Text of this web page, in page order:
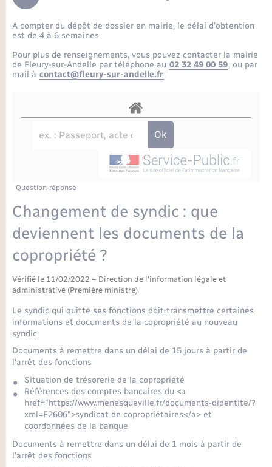
Projet nouveau groupe scolaire
Articles de presse
Etat-civil - Papiers - Citoyenneté
Mariage – PACS
Parrainage civil
Logement - Urbanisme
Nouvel habitant
Organisation d’événement
Sécurité - Prévention
Seniors
Transports
Transports scolaires
Voirie et espace public
Travaux - Autorisation d’occupation de l’espace
public
La mairie
Comptes rendus de conseils
Délibérations du conseil municipal
Comptes rendus du conseil municipal
Budget
Actualités
Commerces - Entreprises - Emploi
Plan interactif
La Communauté de communes
Sorties - Animations
A compter du dépôt de dossier en mairie, le délai d’obtention
est de 4 à 6 semaines.
Pour plus de renseignements, vous pouvez contacter la mairie
de Fleury-sur-Andelle par téléphone au 02 32 49 00 59, ou par
mail à contact@fleury-sur-andelle.fr.
Question-réponse
Changement de syndic : que
deviennent les documents de la
copropriété ?
Vérifié le 11/02/2022 – Direction de l'information légale et
administrative (Première ministre)
Le syndic qui quitte ses fonctions doit transmettre certaines
informations et documents de la copropriété au nouveau
syndic.
Documents à remettre dans un délai de 15 jours à partir de
l'arrêt des fonctions
Situation de trésorerie de la copropriété
Références des comptes bancaires du <a
href="https://www.menesqueville.fr/documents-didentite/?
xml=F2606">syndicat de copropriétaires</a> et
coordonnées de la banque
Documents à remettre dans un délai de 1 mois à partir de
l'arrêt des fonctions